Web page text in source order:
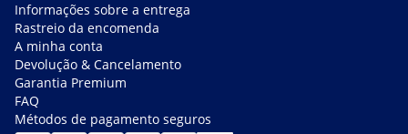
Informações sobre a entrega
Rastreio da encomenda
A minha conta
Devolução & Cancelamento
Garantia Premium
FAQ
Métodos de pagamento seguros